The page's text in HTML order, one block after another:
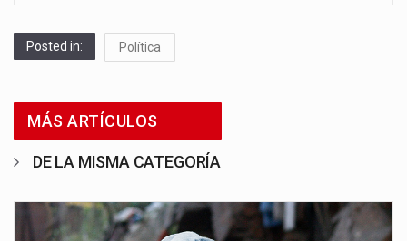
Posted in: Política
MÁS ARTÍCULOS
DE LA MISMA CATEGORÍA